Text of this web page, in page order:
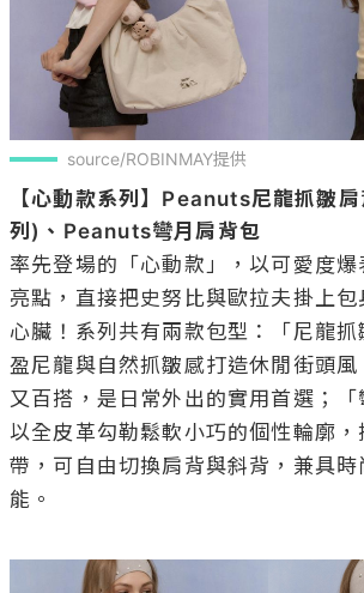
source/ROBINMAY提供
【心動款系列】Peanuts尼龍抓皺
列)、Peanuts彎月肩背包
率先登場的「心動款」，以可愛度爆
亮點，直接把史努比與歐拉夫掛上
心臟！系列共有兩款包型：「尼龍抓
盈尼龍與自然抓皺感打造休閒街頭風
又百搭，是日常外出的實用首選；「
以全皮革勾勒鬆軟小巧的個性輪廓，
帶，可自由切換肩背與斜背，兼具
能。